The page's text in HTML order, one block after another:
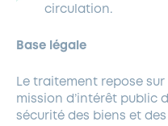
circulation.
Base légale
Le traitement repose sur
mission d’intérêt public
sécurité des biens et